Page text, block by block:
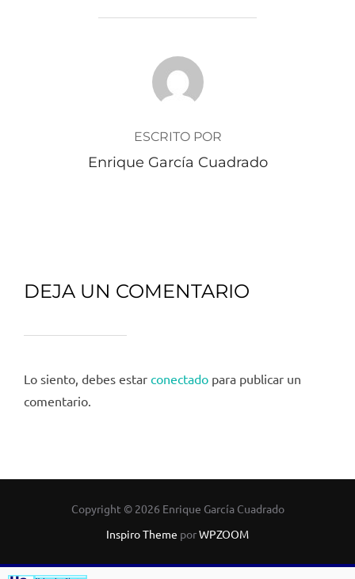
AUTOR DE LA PUBLICACIÓN
ESCRITO POR
Enrique García Cuadrado
DEJA UN COMENTARIO
Lo siento, debes estar conectado para publicar un
comentario.
Copyright © 2026 Enrique García Cuadrado
Inspiro Theme porWPZOOM